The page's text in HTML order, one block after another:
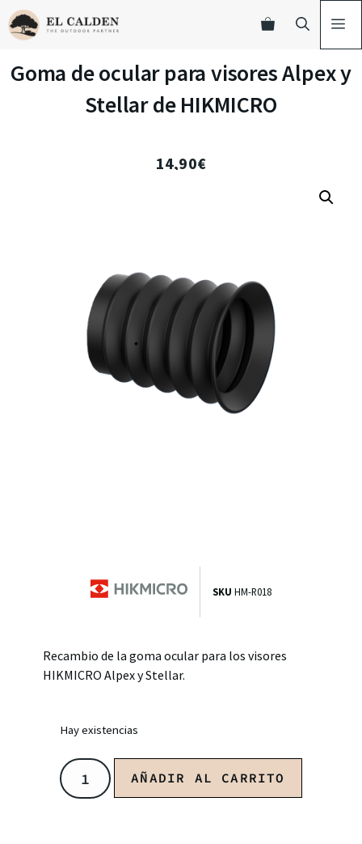
Goma de ocular para visores Alpex y
Stellar de HIKMICRO
14,90€
SKU HM-R018
Recambio de la goma ocular para los visores
HIKMICRO Alpex y Stellar.
Hay existencias
AÑADIR AL CARRITO